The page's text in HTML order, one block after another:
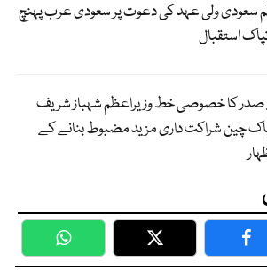
سعودی ولی عہد کی دعوت پر سعودی عرب پہنچ
استقبال
کا خصوصی خط وزیراعظم شہباز شریف
چین شراکت داری مزید مضبوط بنانے کے
WhatsApp Twitter